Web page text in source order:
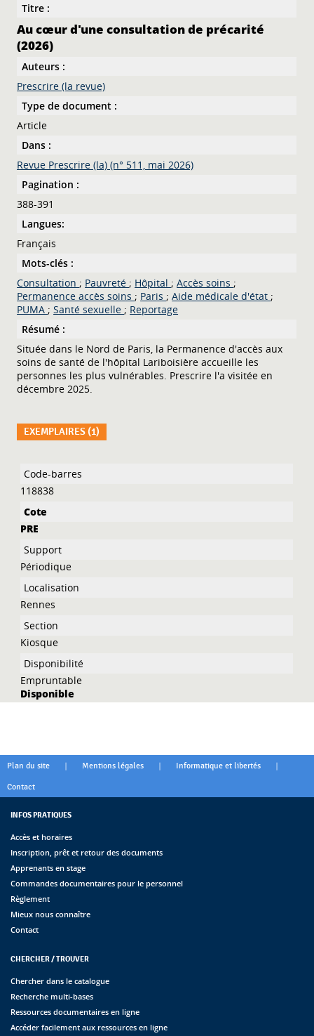
Titre :
Au cœur d'une consultation de précarité
(2026)
Auteurs :
Prescrire (la revue)
Type de document :
Article
Dans :
Revue Prescrire (la) (n° 511, mai 2026)
Pagination :
388-391
Langues:
Français
Mots-clés :
Consultation ; Pauvreté ; Hôpital ; Accès soins ;
Permanence accès soins ; Paris ; Aide médicale d'état ;
PUMA ; Santé sexuelle ; Reportage
Résumé :
Située dans le Nord de Paris, la Permanence d'accès aux
soins de santé de l'hôpital Lariboisière accueille les
personnes les plus vulnérables. Prescrire l'a visitée en
décembre 2025.
EXEMPLAIRES (1)
Liste des exemplaires
118838
PRE
Périodique
Rennes
Kiosque
Empruntable
Disponible
Plan du site | Mentions légales | Informatique et libertés |
Contact
INFOS PRATIQUES
Accès et horaires
Inscription, prêt et retour des documents
Apprenants en stage
Commandes documentaires pour le personnel
Règlement
Mieux nous connaître
Contact
CHERCHER / TROUVER
Chercher dans le catalogue
Recherche multi-bases
Ressources documentaires en ligne
Accéder facilement aux ressources en ligne